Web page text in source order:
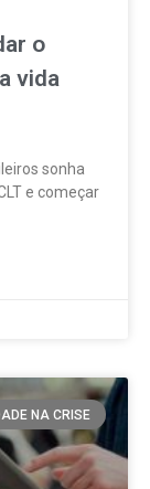
o
vida
sonha
e começar
NA CRISE